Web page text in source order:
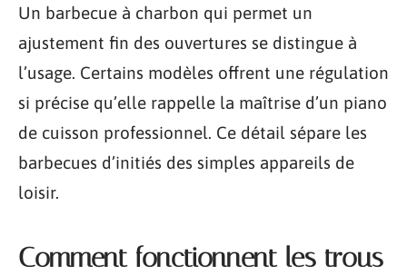
Un barbecue à charbon qui permet un
ajustement fin des ouvertures se distingue à
l’usage. Certains modèles offrent une régulation
si précise qu’elle rappelle la maîtrise d’un piano
de cuisson professionnel. Ce détail sépare les
barbecues d’initiés des simples appareils de
loisir.
Comment fonctionnent les trous